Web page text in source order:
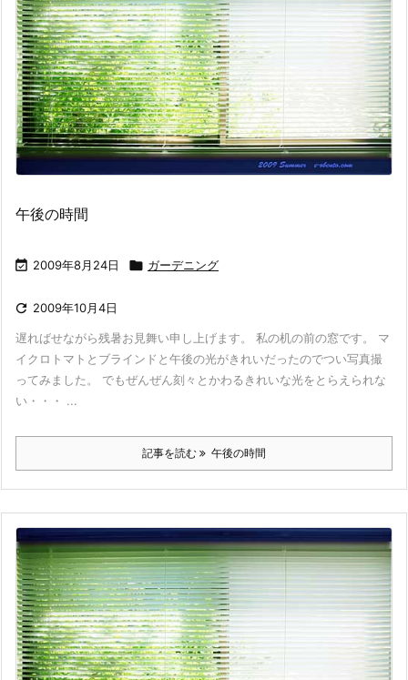
午後の時間
 2009年8月24日  ガーデニング
 2009年10月4日
遅ればせながら残暑お見舞い申し上げます。 私の机の前の窓です。 マ
イクロトマトとブラインドと午後の光がきれいだったのでつい写真撮
ってみました。 でもぜんぜん刻々とかわるきれいな光をとらえられな
い・・・ ...
記事を読む 午後の時間